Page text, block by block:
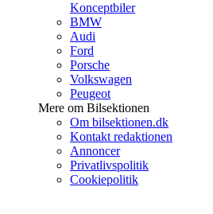
Konceptbiler
BMW
Audi
Ford
Porsche
Volkswagen
Peugeot
Mere om Bilsektionen
Om bilsektionen.dk
Kontakt redaktionen
Annoncer
Privatlivspolitik
Cookiepolitik